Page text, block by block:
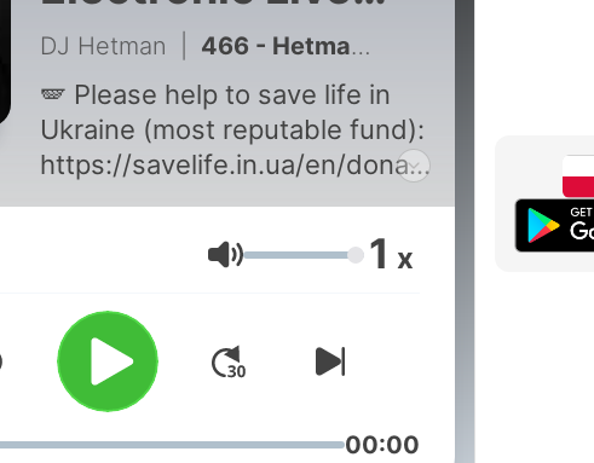
Sets
DJ Hetman 466 - Hetman’s Birthday (live @ Pura Vida)
🪽 Please help to save life in
Ukraine (most reputable fund):
https://savelife.in.ua/en/donate-
en/ ☕️ Support me (I cover
monthly music costs and
sometimes update my gear):
https://buymeacoffee.com/hetmandj
📀 My sets mainly blend
Melodic House & Techno,
Progressive House, Indie
Dance, and Afro House.
Głośność 1 x
00:00